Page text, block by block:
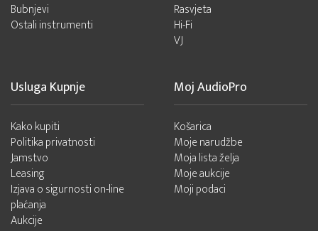
Bubnjevi
Ostali instrumenti
Rasvjeta
Hi-Fi
VJ
Usluga Kupnje
Kako kupiti
Politika privatnosti
Jamstvo
Leasing
Izjava o sigurnosti on-line
plaćanja
Aukcije
Moj AudioPro
Košarica
Moje narudžbe
Moja lista želja
Moje aukcije
Moji podaci